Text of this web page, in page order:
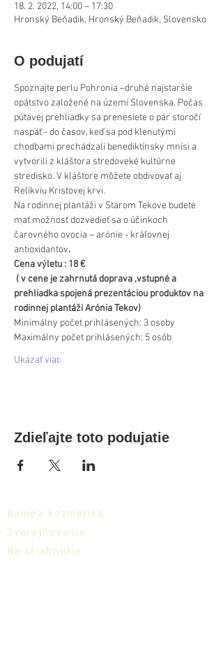
18. 2. 2022, 14:00 – 17:30
Hronský Beňadik, Hronský Beňadik, Slovensko
O podujatí
Spoznajte perlu Pohronia –druhé najstaršie
opátstvo založené na území Slovenska. Počas
pútavej prehliadky sa prenesiete o pár storočí
naspäť - do časov, keď sa pod klenutými
chodbami prechádzali benediktínsky mnísi a
vytvorili z kláštora stredoveké kultúrne
stredisko. V kláštore môžete obdivovať aj
Relikviu Kristovej krvi.
Na rodinnej plantáži v Starom Tekove budete
mať možnosť dozvedieť sa o účinkoch
čarovného ovocia – arónie - kráľovnej
antioxidantov.
Cena výletu : 18 €
( v cene je zahrnutá doprava ,vstupné a
prehliadka spojená prezentáciou produktov na
rodinnej plantáži Arónia Tekov)
Minimálny počet prihlásených: 3 osoby
Maximálny počet prihlásených: 5 osôb
Ukázať viac
Zdieľajte toto podujatie
Balnea kozmetika
Zverejňovanie
Na stiahnutie